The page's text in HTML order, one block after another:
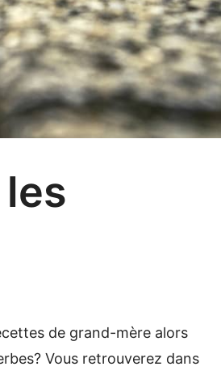
de grand-mère alors
Vous retrouverez dans